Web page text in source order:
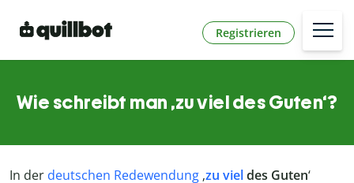
Registrieren
Wie schreibt man ‚zu viel des Guten‘?
In der deutschen Redewendung ‚zu vieldes Guten‘